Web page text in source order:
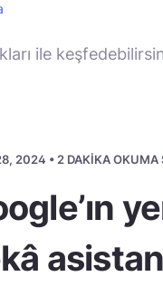
ile
2024 • 2 DAKIKA OKUMA